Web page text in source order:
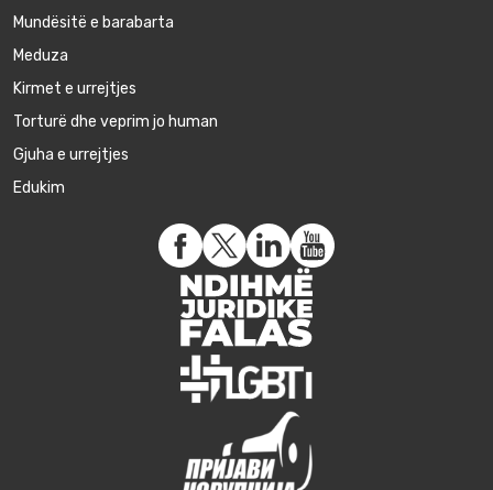
Mundësitë e barabarta
Meduza
Kirmet e urrejtjes
Torturë dhe veprim jo human
Gjuha e urrejtjes
Edukim